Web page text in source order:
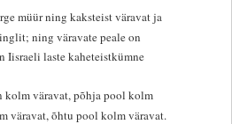
müür ning kaksteist väravat ja
ning väravate peale on
Iisraeli laste kaheteistkümne
kolm väravat, põhja pool kolm
väravat, õhtu pool kolm väravat.